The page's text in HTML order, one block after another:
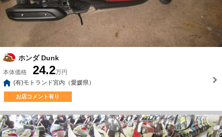
ホンダ Dunk
本体価格 24.2万円
(有)モトランド宮内（愛媛県）
お店コメント有り